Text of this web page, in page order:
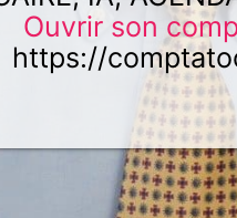
Ouvrir son
https://